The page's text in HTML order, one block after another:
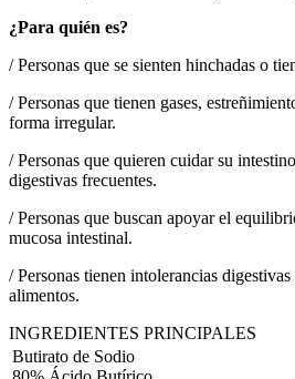
¿Para quién es?
/Personas que se sienten hinchadas o
/Personas que tienen gases,
forma irregular.
/Personas que quieren cuidar su
digestivas frecuentes.
/Personas que buscan apoyar el
mucosa intestinal.
/Personas tienen intolerancias
alimentos.
INGREDIENTES PRINCIPALES
Butirato de Sodio